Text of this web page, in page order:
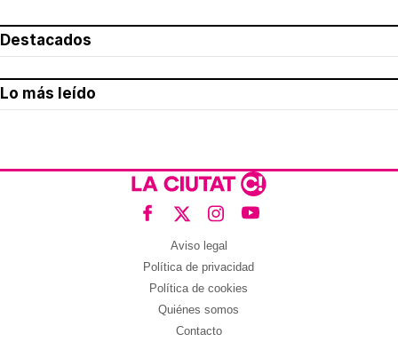
Destacados
Lo más leído
Aviso legal
Política de privacidad
Política de cookies
Quiénes somos
Contacto